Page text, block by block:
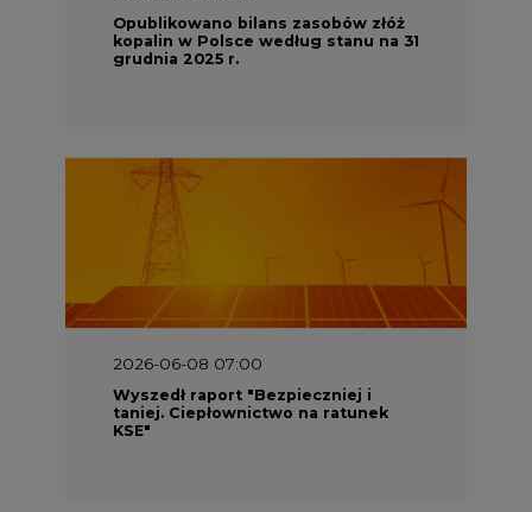
Opublikowano bilans zasobów złóż
kopalin w Polsce według stanu na 31
grudnia 2025 r.
2026-06-08 07:00
Wyszedł raport "Bezpieczniej i
taniej. Ciepłownictwo na ratunek
KSE"